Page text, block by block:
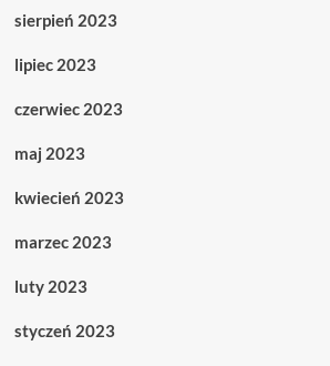
sierpień 2023
lipiec 2023
czerwiec 2023
maj 2023
kwiecień 2023
marzec 2023
luty 2023
styczeń 2023